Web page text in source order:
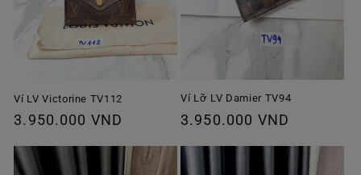
Ví LV Victorine TV112
Giá
thường
3.950.000 VND
Ví Lỡ LV Damier TV94
Giá
thường
3.950.000 VND